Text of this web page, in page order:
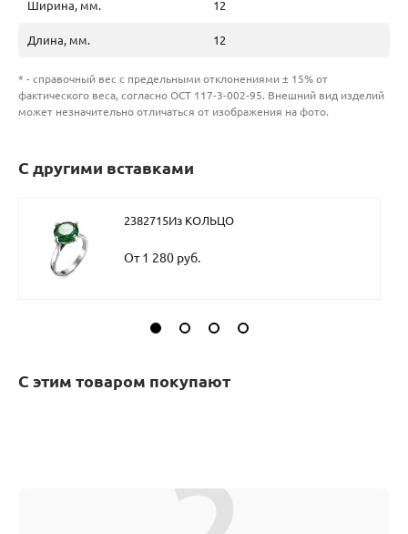
Ширина, мм. 12
Длина, мм. 12
* - справочный вес с предельными отклонениями ± 15% от
фактического веса, согласно ОСТ 117-3-002-95. Внешний вид изделий
может незначительно отличаться от изображения на фото.
С другими вставками
2382715Из КОЛЬЦО
От 1 280 руб.
С этим товаром покупают